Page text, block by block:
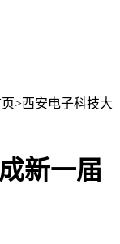
>西安电子科技大
新一届